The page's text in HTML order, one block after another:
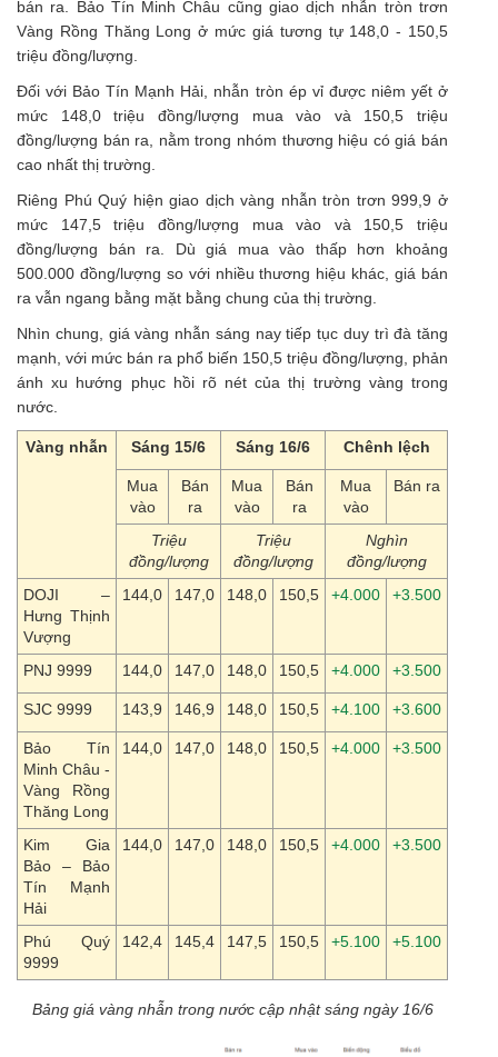
bán ra. Bảo Tín Minh Châu cũng giao dịch nhẫn tròn trơn
Vàng Rồng Thăng Long ở mức giá tương tự 148,0 - 150,5
triệu đồng/lượng.
Đối với Bảo Tín Mạnh Hải, nhẫn tròn ép vỉ được niêm yết ở
mức 148,0 triệu đồng/lượng mua vào và 150,5 triệu
đồng/lượng bán ra, nằm trong nhóm thương hiệu có giá bán
cao nhất thị trường.
Riêng Phú Quý hiện giao dịch vàng nhẫn tròn trơn 999,9 ở
mức 147,5 triệu đồng/lượng mua vào và 150,5 triệu
đồng/lượng bán ra. Dù giá mua vào thấp hơn khoảng
500.000 đồng/lượng so với nhiều thương hiệu khác, giá bán
ra vẫn ngang bằng mặt bằng chung của thị trường.
Nhìn chung, giá vàng nhẫn sáng nay tiếp tục duy trì đà tăng
mạnh, với mức bán ra phổ biến 150,5 triệu đồng/lượng, phản
ánh xu hướng phục hồi rõ nét của thị trường vàng trong
nước.
Vàng nhẫn Sáng 15/6 Sáng 16/6 Chênh lệch
Mua
vào
Bán
ra
Mua
vào
Bán
ra
Mua
vào
Bán ra
Triệu
đồng/lượng
Triệu
đồng/lượng
Nghìn
đồng/lượng
DOJI –
Hưng Thịnh
Vượng
144,0 147,0 148,0 150,5 +4.000 +3.500
PNJ 9999 144,0 147,0 148,0 150,5 +4.000 +3.500
SJC 9999 143,9 146,9 148,0 150,5 +4.100 +3.600
Bảo Tín
Minh Châu -
Vàng Rồng
Thăng Long
144,0 147,0 148,0 150,5 +4.000 +3.500
Kim Gia
Bảo – Bảo
Tín Mạnh
Hải
144,0 147,0 148,0 150,5 +4.000 +3.500
Phú Quý
9999
142,4 145,4 147,5 150,5 +5.100 +5.100
Bảng giá vàng nhẫn trong nước cập nhật sáng ngày 16/6